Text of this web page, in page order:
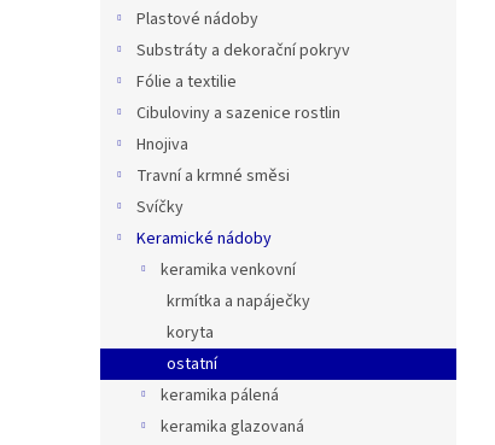
Plastové nádoby
Substráty a dekorační pokryv
Fólie a textilie
Cibuloviny a sazenice rostlin
Hnojiva
Travní a krmné směsi
Svíčky
Keramické nádoby
keramika venkovní
krmítka a napáječky
koryta
ostatní
keramika pálená
keramika glazovaná